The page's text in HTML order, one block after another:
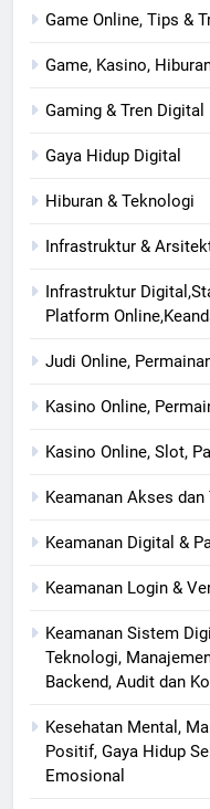
Game Online, Tips &
Game, Kasino,
Gaming & Tren Digital
Gaya Hidup Digital
Hiburan & Teknologi
Infrastruktur &
Infrastruktur
Platform
Judi Online,
Kasino Online,
Kasino Online, Slot,
Keamanan Akses
Keamanan Digital &
Keamanan Login &
Keamanan Sistem
Teknologi,
Backend, Audit dan
Kesehatan Mental,
Positif, Gaya Hidup
Emosional